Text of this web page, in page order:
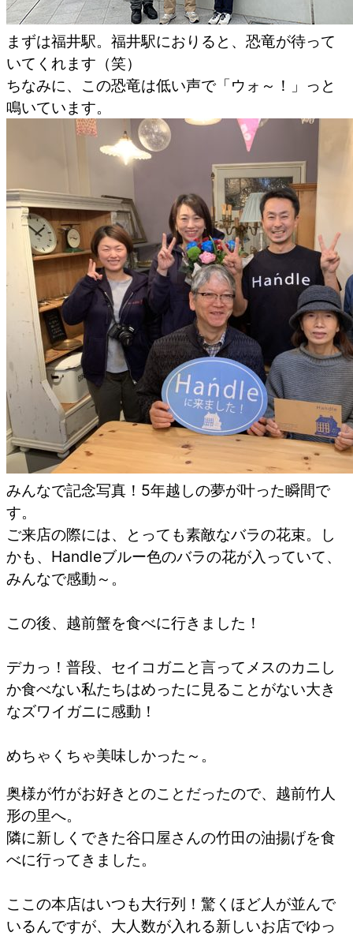
まずは福井駅。福井駅におりると、恐竜が待って
いてくれます（笑）
ちなみに、この恐竜は低い声で「ウォ～！」っと
鳴いています。
みんなで記念写真！5年越しの夢が叶った瞬間で
す。
ご来店の際には、とっても素敵なバラの花束。し
かも、Handleブルー色のバラの花が入っていて、
みんなで感動～。
この後、越前蟹を食べに行きました！
デカっ！普段、セイコガニと言ってメスのカニし
か食べない私たちはめったに見ることがない大き
なズワイガニに感動！
めちゃくちゃ美味しかった～。
奥様が竹がお好きとのことだったので、越前竹人
形の里へ。
隣に新しくできた谷口屋さんの竹田の油揚げを食
べに行ってきました。
ここの本店はいつも大行列！驚くほど人が並んで
いるんですが、大人数が入れる新しいお店でゆっ